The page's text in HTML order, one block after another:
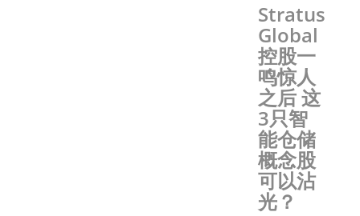
Stratus
Global
控股一
鸣惊人
之后 这
3只智
能仓储
概念股
可以沾
光？